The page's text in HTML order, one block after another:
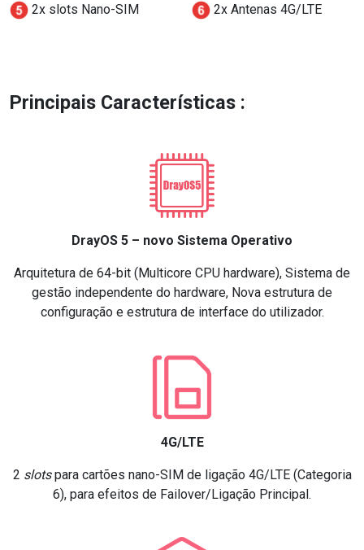
2x slots Nano-SIM
2x Antenas 4G/LTE
Principais Características :
DrayOS 5 – novo Sistema Operativo
Arquitetura de 64-bit (Multicore CPU hardware), Sistema de
gestão independente do hardware, Nova estrutura de
configuração e estrutura de interface do utilizador.
4G/LTE
2 slotspara cartões nano-SIM de ligação 4G/LTE (Categoria
6), para efeitos de Failover/Ligação Principal.